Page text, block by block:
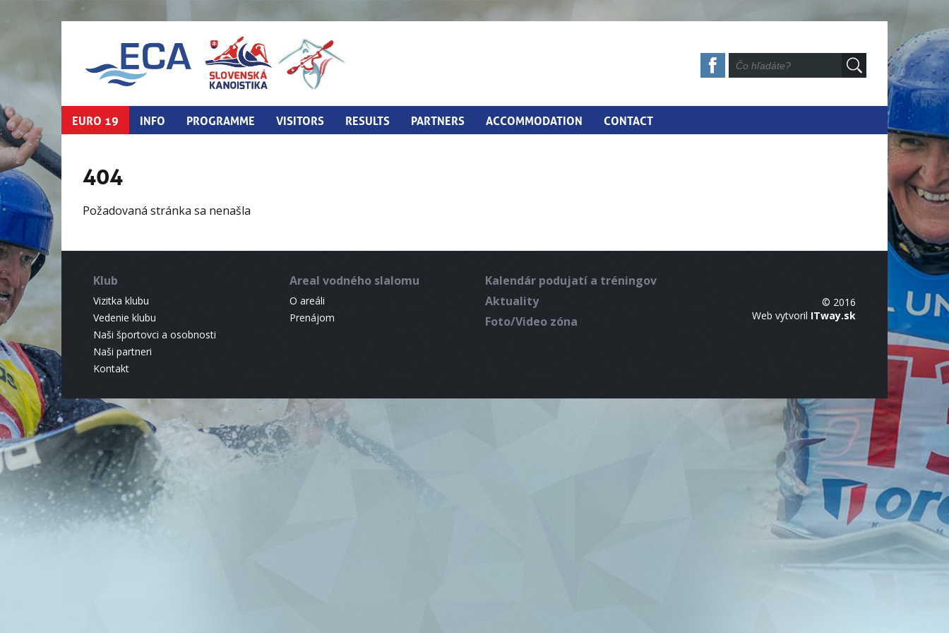
EURO 19 INFO PROGRAMME VISITORS RESULTS PARTNERS ACCOMMODATION CONTACT
404
Požadovaná stránka sa nenašla
Klub
Vizitka klubu
Vedenie klubu
Naši športovci a osobnosti
Naši partneri
Kontakt
Areal vodného slalomu
O areáli
Prenájom
Kalendár podujatí a tréningov
Aktuality
Foto/Video zóna
© 2016
Web vytvoril ITway.sk